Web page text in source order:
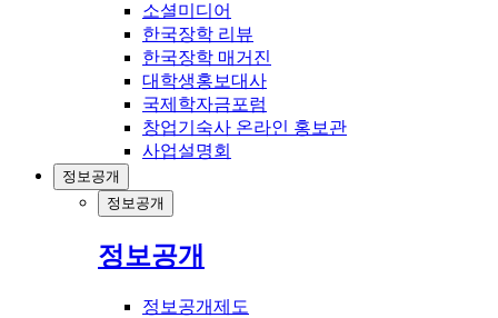
소셜미디어
한국장학 리뷰
한국장학 매거진
대학생홍보대사
국제학자금포럼
창업기숙사 온라인 홍보관
사업설명회
정보공개
정보공개
정보공개
정보공개제도